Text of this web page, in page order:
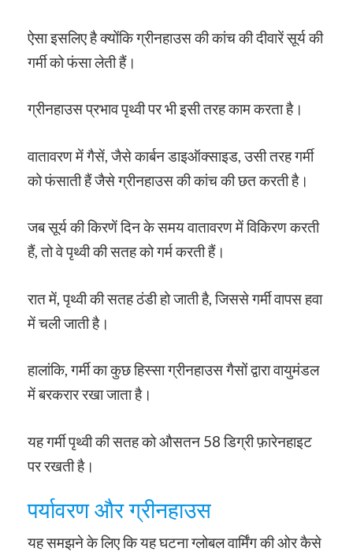
ऐसा इसलिए है क्योंकि ग्रीनहाउस की कांच की दीवारें सूर्य की
गर्मी को फंसा लेती हैं।
ग्रीनहाउस प्रभाव पृथ्वी पर भी इसी तरह काम करता है।
वातावरण में गैसें, जैसे कार्बन डाइऑक्साइड, उसी तरह गर्मी
को फंसाती हैं जैसे ग्रीनहाउस की कांच की छत करती है।
जब सूर्य की किरणें दिन के समय वातावरण में विकिरण करती
हैं, तो वे पृथ्वी की सतह को गर्म करती हैं।
रात में, पृथ्वी की सतह ठंडी हो जाती है, जिससे गर्मी वापस हवा
में चली जाती है।
हालांकि, गर्मी का कुछ हिस्सा ग्रीनहाउस गैसों द्वारा वायुमंडल
में बरकरार रखा जाता है।
यह गर्मी पृथ्वी की सतह को औसतन 58 डिग्री फ़ारेनहाइट
पर रखती है।
पर्यावरण और ग्रीनहाउस
यह समझने के लिए कि यह घटना ग्लोबल वार्मिंग की ओर कैसे